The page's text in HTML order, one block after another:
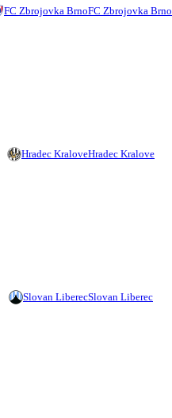
FC Zbrojovka BrnoFC Zbrojovka Brno
Hradec KraloveHradec Kralove
Slovan LiberecSlovan Liberec